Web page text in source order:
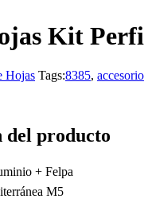
Kit
Hojas Tags:8385,
del producto
+ Felpa
M5